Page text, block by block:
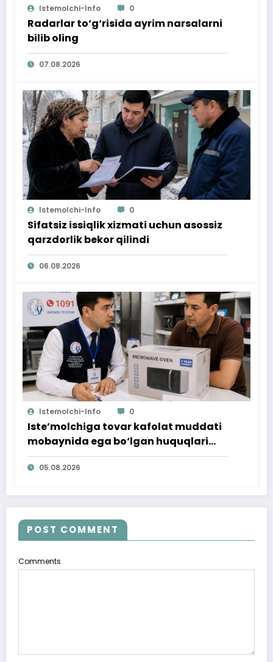
Istemolchi-Info 0
Radarlar to‘g‘risida ayrim narsalarni
bilib oling
07.08.2026
Istemolchi-Info 0
Sifatsiz issiqlik xizmati uchun asossiz
qarzdorlik bekor qilindi
06.08.2026
Istemolchi-Info 0
Iste’molchiga tovar kafolat muddati
mobaynida ega bo‘lgan huquqlari
ta’minlab berildi
05.08.2026
POST COMMENT
Comments